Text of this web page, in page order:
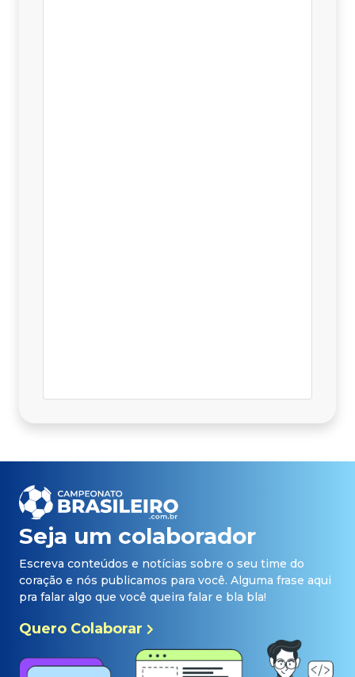
Seja um colaborador
Escreva conteúdos e notícias sobre o seu time do
coração e nós publicamos para você. Alguma frase aqui
pra falar algo que você queira falar e bla bla!
Quero Colaborar